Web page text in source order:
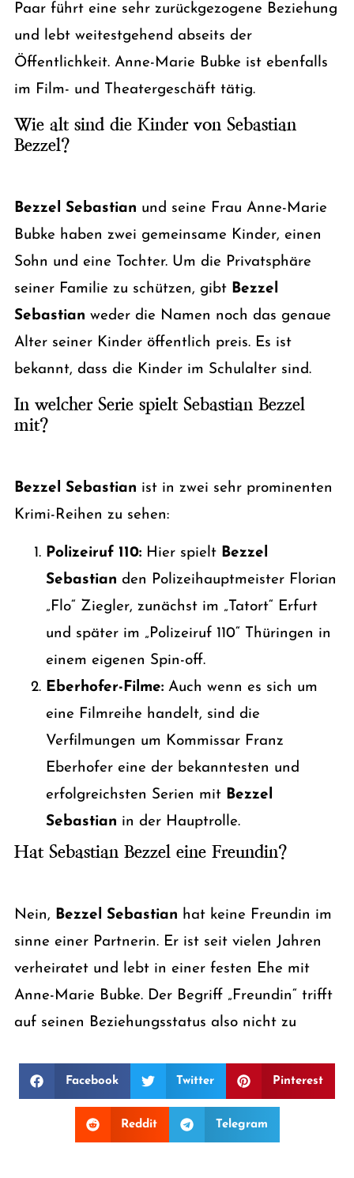
Paar führt eine sehr zurückgezogene Beziehung
und lebt weitestgehend abseits der
Öffentlichkeit. Anne-Marie Bubke ist ebenfalls
im Film- und Theatergeschäft tätig.
Wie alt sind die Kinder von Sebastian
Bezzel?
Bezzel Sebastian und seine Frau Anne-Marie
Bubke haben zwei gemeinsame Kinder, einen
Sohn und eine Tochter. Um die Privatsphäre
seiner Familie zu schützen, gibt Bezzel
Sebastian weder die Namen noch das genaue
Alter seiner Kinder öffentlich preis. Es ist
bekannt, dass die Kinder im Schulalter sind.
In welcher Serie spielt Sebastian Bezzel
mit?
Bezzel Sebastian ist in zwei sehr prominenten
Krimi-Reihen zu sehen:
Polizeiruf 110:Hier spielt Bezzel
Sebastian den Polizeihauptmeister Florian
„Flo“ Ziegler, zunächst im „Tatort“ Erfurt
und später im „Polizeiruf 110“ Thüringen in
einem eigenen Spin-off.
Eberhofer-Filme:Auch wenn es sich um
eine Filmreihe handelt, sind die
Verfilmungen um Kommissar Franz
Eberhofer eine der bekanntesten und
erfolgreichsten Serien mit Bezzel
Sebastian in der Hauptrolle.
Hat Sebastian Bezzel eine Freundin?
Nein, Bezzel Sebastian hat keine Freundin im
sinne einer Partnerin. Er ist seit vielen Jahren
verheiratet und lebt in einer festen Ehe mit
Anne-Marie Bubke. Der Begriff „Freundin“ trifft
auf seinen Beziehungsstatus also nicht zu
Facebook Twitter Pinterest
Reddit Telegram